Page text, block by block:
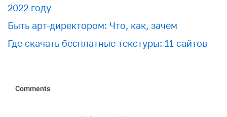
2022 году
Быть арт-директором: Что, как, зачем
Где скачать бесплатные текстуры: 11 сайтов